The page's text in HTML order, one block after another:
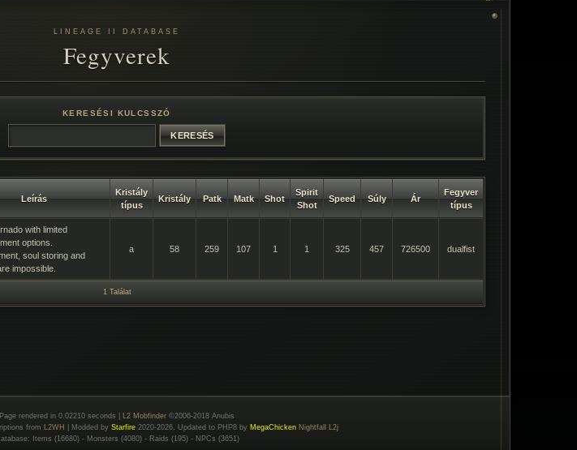
LINEAGE II DATABASE
Fegyverek
KERESÉSI KULCSSZÓ
Leírás
Kristály
típus
Kristály Patk Matk Shot
Spirit
Shot
Speed Súly Ár
Fegyver
típus
with limited
options.
soul storing and
impossible.
a 58 259 107 1 1 325 457 726500 dualfist
1 Találat
Page rendered in 0.02210 seconds | L2 Mobfinder ©2006-2018 Anubis
from L2WH | Modded by Starfire2020-2026, Updated to PHP8 by MegaChicken Nightfall L2j
Items (16680) - Monsters (4080) - Raids (195) - NPCs (3651)